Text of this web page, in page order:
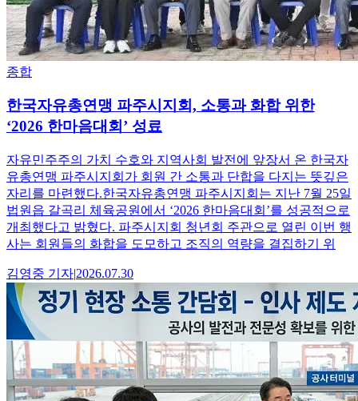
종합
한국자유총연맹 파주시지회, 소통과 화합 위한
‘2026 한마음대회’ 성료
​자유민주주의 가치 수호와 지역사회 발전에 앞장서 온 한국자
유총연맹 파주시지회가 회원 간 소통과 단합을 다지는 뜻깊은
자리를 마련했다.​한국자유총연맹 파주시지회는 지난 7월 25일
법원읍 갈곡리 체육공원에서 ‘2026 한마음대회’를 성공적으로
개최했다고 밝혔다. 파주시지회 청년회 주관으로 열린 이번 행
사는 회원들의 화합을 도모하고 조직의 역량을 결집하기 위
김영중 기자|2026.07.30